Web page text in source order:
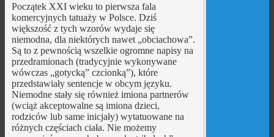
Początek XXI wieku to pierwsza fala
komercyjnych tatuaży w Polsce. Dziś
większość z tych wzorów wydaje się
niemodna, dla niektórych nawet „obciachowa”.
Są to z pewnością wszelkie ogromne napisy na
przedramionach (tradycyjnie wykonywane
wówczas „gotycką” czcionką”), które
przedstawiały sentencje w obcym języku.
Niemodne stały się również imiona partnerów
(wciąż akceptowalne są imiona dzieci,
rodziców lub same inicjały) wytatuowane na
różnych częściach ciała. Nie możemy